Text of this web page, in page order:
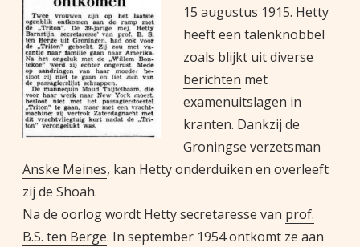
15 augustus 1915. Hetty
heeft een talenknobbel
zoals blijkt uit diverse
berichten met
examenuitslagen in
kranten. Dankzij de
Groningse verzetsman
Anske Meines, kan Hetty onderduiken en overleeft
zij de Shoah.
Na de oorlog wordt Hetty secretaresse van prof.
B.S. ten Berge. In september 1954 ontkomt ze aan